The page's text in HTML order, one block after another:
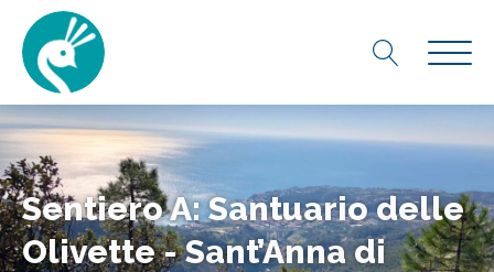
Sentiero A: Santuario delle
Olivette - Sant’Anna di